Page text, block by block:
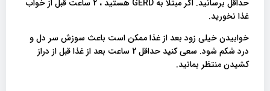
حداقل برسانید. اگر مبتلا به GERD هستید ، 2 ساعت قبل از خواب
غذا نخورید.
خوابیدن خیلی زود بعد از غذا ممکن است باعث سوزش سر دل و
درد شکم شود. سعی کنید حداقل 2 ساعت بعد از غذا قبل از دراز
کشیدن منتظر بمانید.